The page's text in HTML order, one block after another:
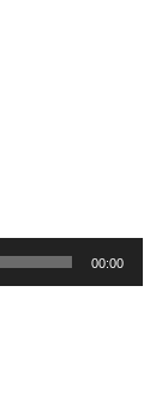
00:00